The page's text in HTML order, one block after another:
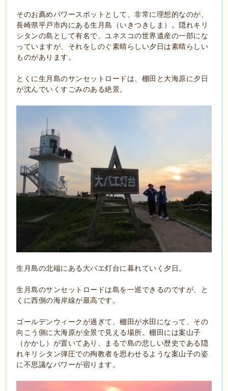
そのお薦めパワースポットとして、非常に理想的なのが、
長崎県平戸市内にある生月島（いきつきしま）。隠れキリ
シタンの島として有名で、ユネスコの世界遺産の一部にな
っていますが、それをしのぐ素晴らしい夕日は素晴らしい
ものがあります。
とくに生月島のサンセットロードは、棚田と大海原に夕日
が沈んでいくすごみのある絶景。
生月島の北端にある大バエ灯台に暮れていく夕日。
生月島のサンセットロードは島を一巡できるのですが、と
くに西側の海岸線が最高です。
ゴールデンウィークが過ぎて、棚田が水田になって、その
向こう側に大海原が全景で見える場所。棚田には案山子
（かかし）が置いてあり、まるで島の悲しい歴史である隠
れキリシタン弾圧での殉教者を思わせるような案山子の姿
に不思議なパワーが宿ります。